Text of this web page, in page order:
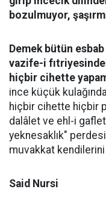
bozulmuyor,
Demek bütün
vazife-i
hiçbir cihette
ince küçük
hiçbir cihette hiçbir
dalâlet ve ehl-i
yeknesaklık"
muvakkat kendilerini
Said Nursi